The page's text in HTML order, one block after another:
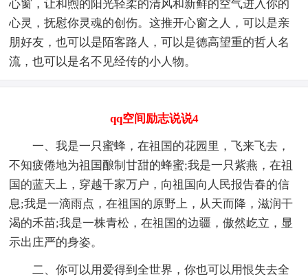
心窗，让和煦的阳光轻柔的清风和新鲜的空气进入你的
心灵，抚慰你灵魂的创伤。这推开心窗之人，可以是亲
朋好友，也可以是陌客路人，可以是德高望重的哲人名
流，也可以是名不见经传的小人物。
qq空间励志说说4
一、我是一只蜜蜂，在祖国的花园里，飞来飞去，
不知疲倦地为祖国酿制甘甜的蜂蜜;我是一只紫燕，在祖
国的蓝天上，穿越千家万户，向祖国向人民报告春的信
息;我是一滴雨点，在祖国的原野上，从天而降，滋润干
渴的禾苗;我是一株青松，在祖国的边疆，傲然屹立，显
示出庄严的身姿。
二、你可以用爱得到全世界，你也可以用恨失去全